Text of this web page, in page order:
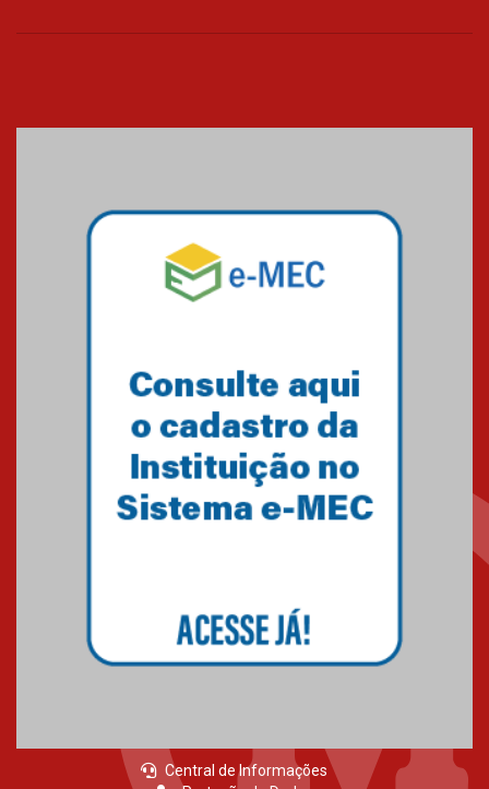
Mackenzie mobiliza campanha
solidária para apoiar famílias em
Minas Gerais
Primeiro culto do ano ressalta o
27.02.2026
Central de Informações